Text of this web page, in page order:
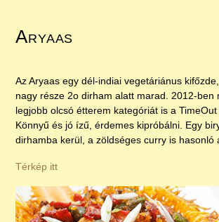
Aryaas
Az Aryaas egy dél-indiai vegetáriánus
nagy része 2o dirham alatt marad. 2012-ben
legjobb olcsó étterem kategóriát is a TimeOut
Könnyű és jó ízű, érdemes kipróbálni. Egy
dirhamba kerül, a zöldséges curry is hasonló
Térkép itt